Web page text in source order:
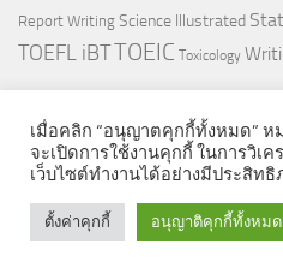
Report Writing Science Illustrated
TOEFL iBTTOEIC Toxicology
© 2026. All
เมื่อคลิก “อนุญาตคุกกี้ทั้งหมด” ห
จะเปิดการใช้งานคุกกี้ ในการวิเค
เว็บไซต์ทำงานได้อย่างมีประสิท
ตั้งค่าคุกกี้ อนุญาติคุกกี้ทั้งหมด